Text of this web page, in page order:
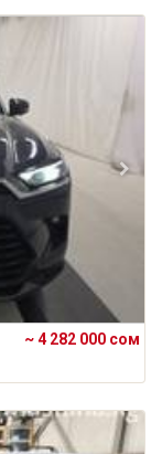
~ 4 282 000 сом